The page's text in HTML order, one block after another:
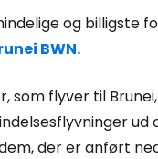
og billigste
BWN.
som flyver til
ud
der er anført